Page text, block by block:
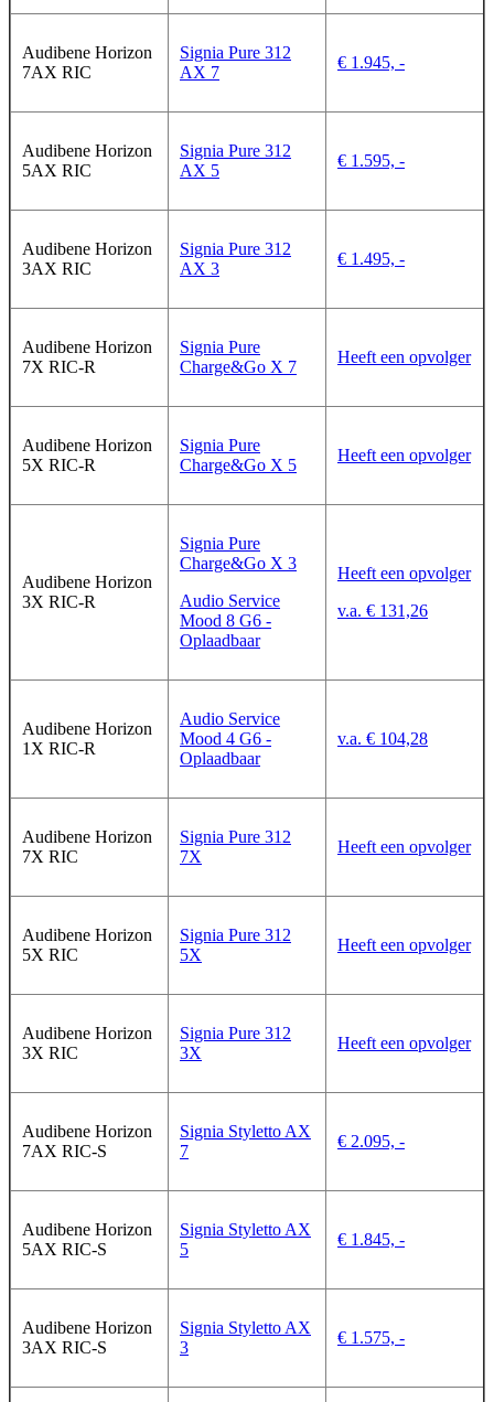
Audibene Horizon
7AX RIC
Signia Pure 312
AX 7
€ 1.945, -
Audibene Horizon
5AX RIC
Signia Pure 312
AX 5
€ 1.595, -
Audibene Horizon
3AX RIC
Signia Pure 312
AX 3
€ 1.495, -
Audibene Horizon
7X RIC-R
Signia Pure
Charge&Go X 7
Heeft een opvolger
Audibene Horizon
5X RIC-R
Signia Pure
Charge&Go X 5
Heeft een opvolger
Audibene Horizon
3X RIC-R
Signia Pure
Charge&Go X 3
Audio Service
Mood 8 G6 -
Oplaadbaar
Heeft een opvolger
v.a. € 131,26
Audibene Horizon
1X RIC-R
Audio Service
Mood 4 G6 -
Oplaadbaar
v.a. € 104,28
Audibene Horizon
7X RIC
Signia Pure 312
7X
Heeft een opvolger
Audibene Horizon
5X RIC
Signia Pure 312
5X
Heeft een opvolger
Audibene Horizon
3X RIC
Signia Pure 312
3X
Heeft een opvolger
Audibene Horizon
7AX RIC-S
Signia Styletto AX
7
€ 2.095, -
Audibene Horizon
5AX RIC-S
Signia Styletto AX
5
€ 1.845, -
Audibene Horizon
3AX RIC-S
Signia Styletto AX
3
€ 1.575, -